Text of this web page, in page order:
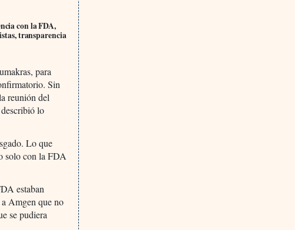
con la FDA,
transparencia
para
Sin
reunión del
lo
Lo que
solo con la FDA
estaban
Amgen que no
se pudiera